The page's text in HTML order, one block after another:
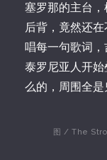
塞罗那的主台
后背，竟然还
唱每一句歌词
泰罗尼亚人开
么的，周围全是
图 / The